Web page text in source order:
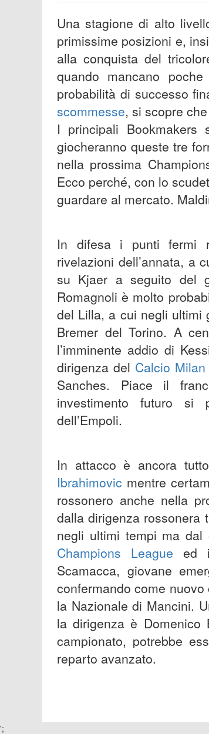
Una stagione di alto
primissime posizioni e,
alla conquista del
quando mancano
probabilità di successo
scommesse, si scopre
I principali
giocheranno queste tre
nella prossima
Ecco perché, con lo
guardare al mercato.
In difesa i punti fermi
rivelazioni dell’annata, a
su Kjaer a seguito del
Romagnoli è molto
del Lilla, a cui negli ultimi
Bremer del Torino. A
l’imminente addio di
dirigenza del Calcio Milan
Sanches. Piace il
investimento futuro si
dell’Empoli.
In attacco è ancora
Ibrahimovic mentre
rossonero anche nella
dalla dirigenza rossonera
negli ultimi tempi ma dal
Champions League ed
Scamacca, giovane
confermando come
la Nazionale di Mancini.
la dirigenza è
campionato, potrebbe
reparto avanzato.
';